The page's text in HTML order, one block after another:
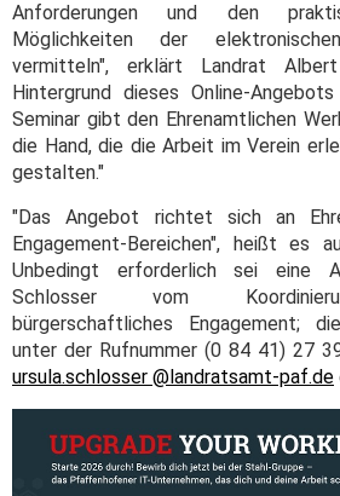
Anforderungen und den
Möglichkeiten der
vermitteln", erklärt Landrat
Hintergrund dieses Online-
Seminar gibt den Ehrenamtlichen
die Hand, die die Arbeit im Verein
gestalten."
"Das Angebot richtet sich an
Engagement-Bereichen", heißt es
Unbedingt erforderlich sei eine
Schlosser vom
bürgerschaftliches Engagement;
unter der Rufnummer (0 84 41) 27
ursula.schlosser @landratsamt-paf.de